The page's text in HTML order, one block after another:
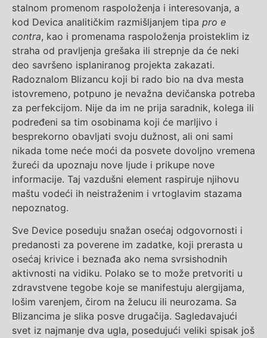
stalnom promenom raspoloženja i interesovanja, a
kod Devica analitičkim razmišljanjem tipa pro e
contra, kao i promenama raspoloženja proisteklim iz
straha od pravljenja grešaka ili strepnje da će neki
deo savršeno isplaniranog projekta zakazati.
Radoznalom Blizancu koji bi rado bio na dva mesta
istovremeno, potpuno je nevažna devičanska potreba
za perfekcijom. Nije da im ne prija saradnik, kolega ili
podređeni sa tim osobinama koji će marljivo i
besprekorno obavljati svoju dužnost, ali oni sami
nikada tome neće moći da posvete dovoljno vremena
žureći da upoznaju nove ljude i prikupe nove
informacije. Taj vazdušni element raspiruje njihovu
maštu vodeći ih neistraženim i vrtoglavim stazama
nepoznatog.
Sve Device poseduju snažan osećaj odgovornosti i
predanosti za poverene im zadatke, koji prerasta u
osećaj krivice i beznađa ako nema svrsishodnih
aktivnosti na vidiku. Polako se to može pretvoriti u
zdravstvene tegobe koje se manifestuju alergijama,
lošim varenjem, čirom na želucu ili neurozama. Sa
Blizancima je slika posve drugačija. Sagledavajući
svet iz najmanje dva ugla, posedujući veliki spisak još